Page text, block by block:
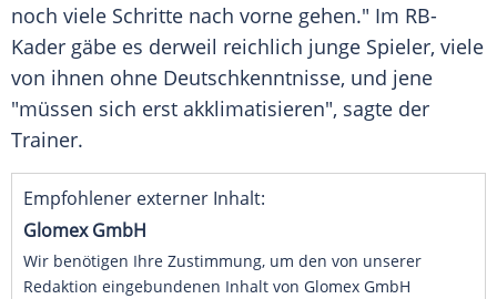
noch viele Schritte nach vorne gehen." Im RB-
Kader gäbe es derweil reichlich junge Spieler, viele
von ihnen ohne Deutschkenntnisse, und jene
"müssen sich erst akklimatisieren", sagte der
Trainer.
Empfohlener externer Inhalt:
Glomex GmbH
Wir benötigen Ihre Zustimmung, um den von unserer
Redaktion eingebundenen Inhalt von Glomex GmbH